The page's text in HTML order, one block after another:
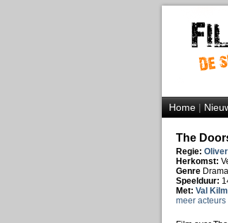
Home|
The
Regie:
Herkomst:
Genre Drama
Speelduur:
Met: Val
meer acteurs